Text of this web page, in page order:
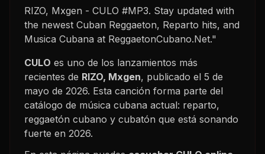
RIZO, Mxgen - CULO #MP3. Stay updated with
the newest Cuban Reggaeton, Reparto hits, and
Musica Cubana at ReggaetonCubano.Net."
CULO es uno de los lanzamientos más
recientes de RIZO, Mxgen, publicado el 5 de
mayo de 2026. Esta canción forma parte del
catálogo de música cubana actual: reparto,
reggaetón cubano y cubatón que está sonando
fuerte en 2026.